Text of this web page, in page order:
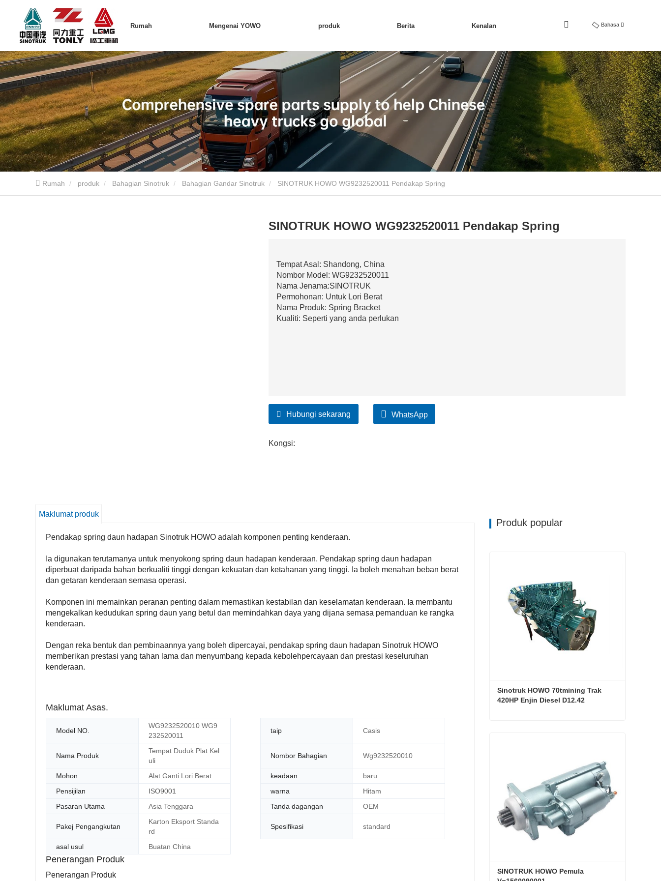
Rumah Mengenai YOWO produk Berita Kenalan Bahasa
Rumah produk Bahagian Sinotruk Bahagian Gandar Sinotruk SINOTRUK HOWO WG9232520011 Pendakap Spring
SINOTRUK HOWO WG9232520011 Pendakap Spring
Tempat Asal: Shandong, China
Nombor Model: WG9232520011
Nama Jenama:SINOTRUK
Permohonan: Untuk Lori Berat
Nama Produk: Spring Bracket
Kualiti: Seperti yang anda perlukan
Hubungi sekarang WhatsApp
Kongsi:
Maklumat produk
Pendakap spring daun hadapan Sinotruk HOWO adalah komponen penting kenderaan.
Ia digunakan terutamanya untuk menyokong spring daun hadapan kenderaan. Pendakap spring daun hadapan
diperbuat daripada bahan berkualiti tinggi dengan kekuatan dan ketahanan yang tinggi. Ia boleh menahan beban berat
dan getaran kenderaan semasa operasi.
Komponen ini memainkan peranan penting dalam memastikan kestabilan dan keselamatan kenderaan. Ia membantu
mengekalkan kedudukan spring daun yang betul dan memindahkan daya yang dijana semasa pemanduan ke rangka
kenderaan.
Dengan reka bentuk dan pembinaannya yang boleh dipercayai, pendakap spring daun hadapan Sinotruk HOWO
memberikan prestasi yang tahan lama dan menyumbang kepada kebolehpercayaan dan prestasi keseluruhan
kenderaan.
Maklumat Asas.
Model NO.
WG9232520010 WG9
232520011
taip Casis
Nama Produk
Tempat Duduk Plat Kel
uli
Nombor Bahagian Wg9232520010
Mohon Alat Ganti Lori Berat keadaan
baru
Pensijilan
ISO9001 warna
Hitam
Pasaran Utama
Asia Tenggara Tanda dagangan OEM
Pakej Pengangkutan
Karton Eksport Standa
rd
Spesifikasi standard
asal usul Buatan China
Penerangan Produk
Penerangan Produk
Produk popular
Sinotruk HOWO 70tmining Trak
420HP Enjin Diesel D12.42
SINOTRUK HOWO Pemula